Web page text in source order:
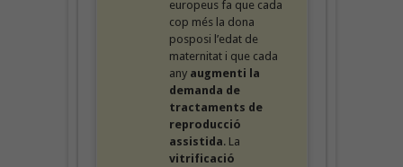
europeus fa que cada
cop més la dona
posposi l’edat de
maternitat i que cada
any augmenti la
demanda de
tractaments de
reproducció
assistida. La
vitrificació